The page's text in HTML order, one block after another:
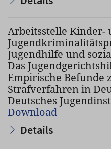
Arbeitsstelle Kinder-
Jugendhilfe und
Das
Empirische Befunde
Strafverfahren in
Deutsches
Download
Details